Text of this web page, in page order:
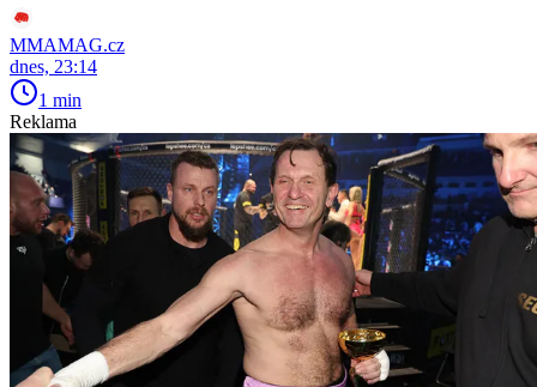
MMAMAG.cz
dnes, 23:14
1 min
Reklama